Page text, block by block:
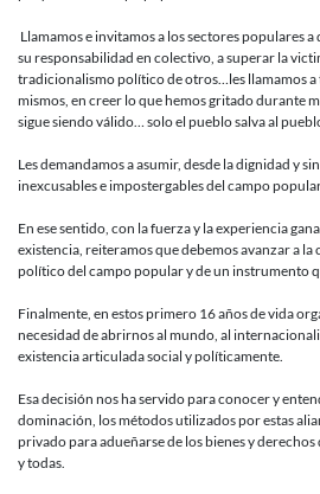
Llamamos e invitamos a los sectores populares
su responsabilidad en colectivo, a superar la
tradicionalismo político de otros…les llamamos a
mismos, en creer lo que hemos gritado durante
sigue siendo válido… solo el pueblo salva al
Les demandamos a asumir, desde la dignidad y
inexcusables e impostergables del campo
En ese sentido, con la fuerza y la experiencia
existencia, reiteramos que debemos avanzar a
político del campo popular y de un instrumento
Finalmente, en estos primero 16 años de vida
necesidad de abrirnos al mundo, al
existencia articulada social y políticamente.
Esa decisión nos ha servido para conocer y
dominación, los métodos utilizados por estas
privado para adueñarse de los bienes y
y todas.